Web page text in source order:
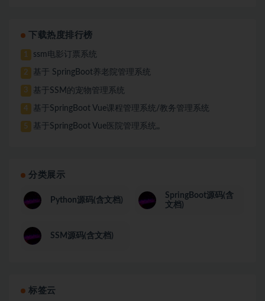
下载热度排行榜
1 ssm电影订票系统
2 基于 SpringBoot养老院管理系统
3 基于SSM的宠物管理系统
4 基于SpringBoot Vue课程管理系统/教务管理系统
5 基于SpringBoot Vue医院管理系统,,
分类展示
Python源码(含文档)
SpringBoot源码(含
文档)
SSM源码(含文档)
标签云